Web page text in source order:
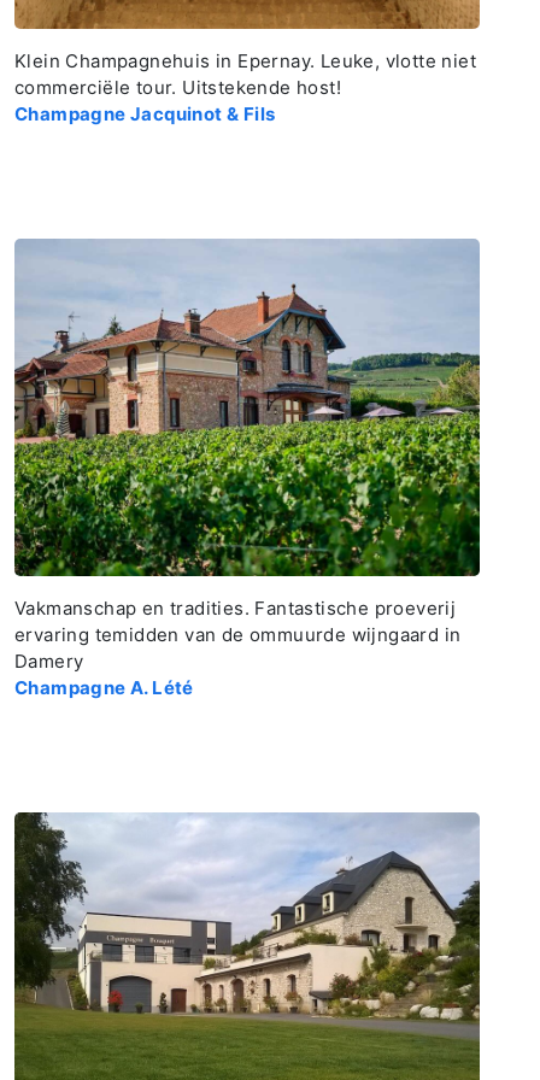
Klein Champagnehuis in Epernay. Leuke, vlotte niet
commerciële tour. Uitstekende host!
Champagne Jacquinot & Fils
Vakmanschap en tradities. Fantastische proeverij
ervaring temidden van de ommuurde wijngaard in
Damery
Champagne A. Lété